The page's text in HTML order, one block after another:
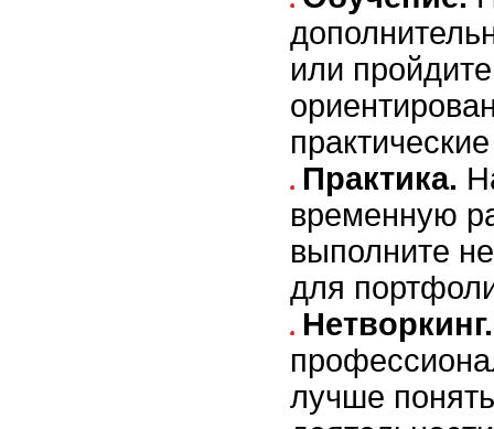
или
Практика.
временную
выполните
для
Нетворкинг.
лучше